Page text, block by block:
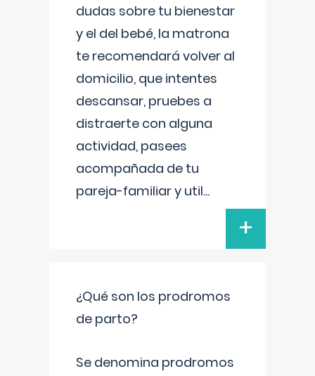
dudas sobre tu bienestar
y el del bebé, la matrona
te recomendará volver al
domicilio, que intentes
descansar, pruebes a
distraerte con alguna
actividad, pasees
acompañada de tu
pareja-familiar y util...
+
¿Qué son los prodromos
de parto?
Se denomina prodromos